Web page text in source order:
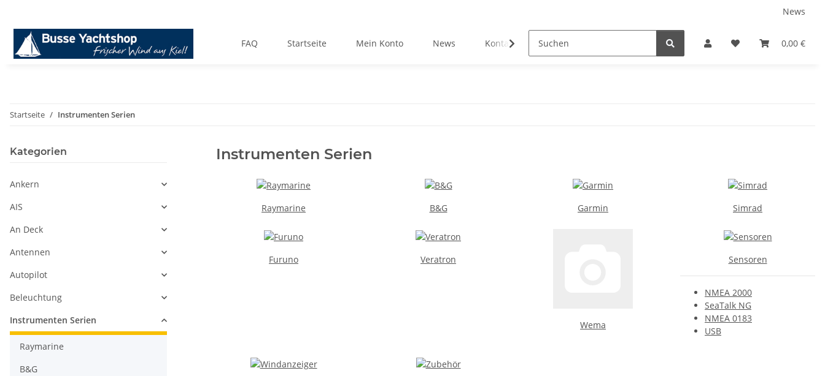
News
0,00 €
FAQ Startseite Mein Konto News Kontakt Karriere
Startseite Instrumenten Serien
Instrumenten Serien
Raymarine B&G Garmin Simrad
Furuno Veratron
Wema
Sensoren
NMEA 2000
SeaTalk NG
NMEA 0183
USB
Kategorien
Ankern
AIS
An Deck
Antennen
Autopilot
Beleuchtung
Instrumenten Serien
Raymarine
B&G